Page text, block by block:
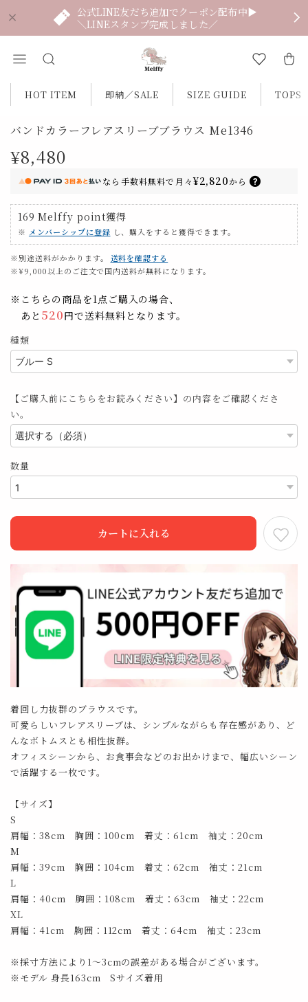
公式LINE友だち追加でクーポン配布中▶
＼LINEスタンプ完成しました／
HOT ITEM 即納／SALE SIZE GUIDE TOPS
バンドカラーフレアスリーブブラウス Me1346
¥8,480
なら 手数料無料で 月々¥2,820から
169 Melffy point獲得
※ メンバーシップに登録 し、購入をすると獲得できます。
※別途送料がかかります。
送料を確認する
※¥9,000以上のご注文で国内送料が無料になります。
※こちらの商品を1点ご購入の場合、
あと 520円で送料無料となります。
種類
【ご購入前にこちらをお読みください】の内容をご確認くださ
い。
数量
カートに入れる
着回し力抜群のブラウスです。
可愛らしいフレアスリーブは、シンプルながらも存在感があり、ど
んなボトムスとも相性抜群。
オフィスシーンから、お食事会などのお出かけまで、幅広いシーン
で活躍する一枚です。
【サイズ】
S
肩幅：38cm 胸囲：100cm 着丈：61cm 袖丈：20cm
M
肩幅：39cm 胸囲：104cm 着丈：62cm 袖丈：21cm
L
肩幅：40cm 胸囲：108cm 着丈：63cm 袖丈：22cm
XL
肩幅：41cm 胸囲：112cm 着丈：64cm 袖丈：23cm
※採寸方法により1～3cmの誤差がある場合がございます。
※モデル 身長163cm Sサイズ着用